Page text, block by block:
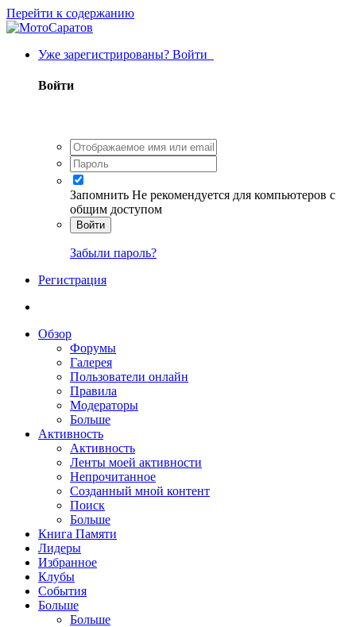
Перейти к содержанию
Уже зарегистрированы? Войти
Войти
Запомнить Не рекомендуется для компьютеров с
общим доступом
Войти
Забыли пароль?
Регистрация
Обзор
Форумы
Галерея
Пользователи онлайн
Правила
Модераторы
Больше
Активность
Активность
Ленты моей активности
Непрочитанное
Созданный мной контент
Поиск
Больше
Книга Памяти
Лидеры
Избранное
Клубы
События
Больше
Больше